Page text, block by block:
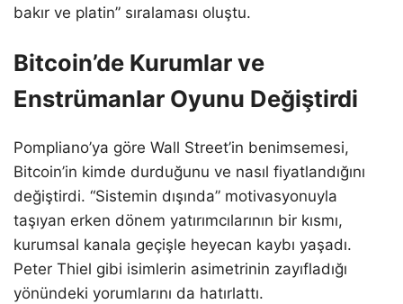
bakır ve platin” sıralaması oluştu.
Bitcoin’de Kurumlar ve
Enstrümanlar Oyunu Değiştirdi
Pompliano’ya göre Wall Street’in benimsemesi,
Bitcoin’in kimde durduğunu ve nasıl fiyatlandığını
değiştirdi. “Sistemin dışında” motivasyonuyla
taşıyan erken dönem yatırımcılarının bir kısmı,
kurumsal kanala geçişle heyecan kaybı yaşadı.
Peter Thiel gibi isimlerin asimetrinin zayıfladığı
yönündeki yorumlarını da hatırlattı.